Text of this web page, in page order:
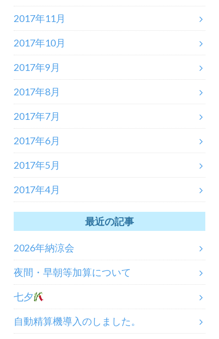
2017年11月
2017年10月
2017年9月
2017年8月
2017年7月
2017年6月
2017年5月
2017年4月
最近の記事
2026年納涼会
夜間・早朝等加算について
七夕
自動精算機導入のしました。